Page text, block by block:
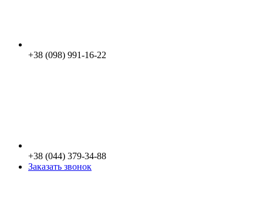
+38 (098) 991-16-22
+38 (044) 379-34-88
Заказать звонок